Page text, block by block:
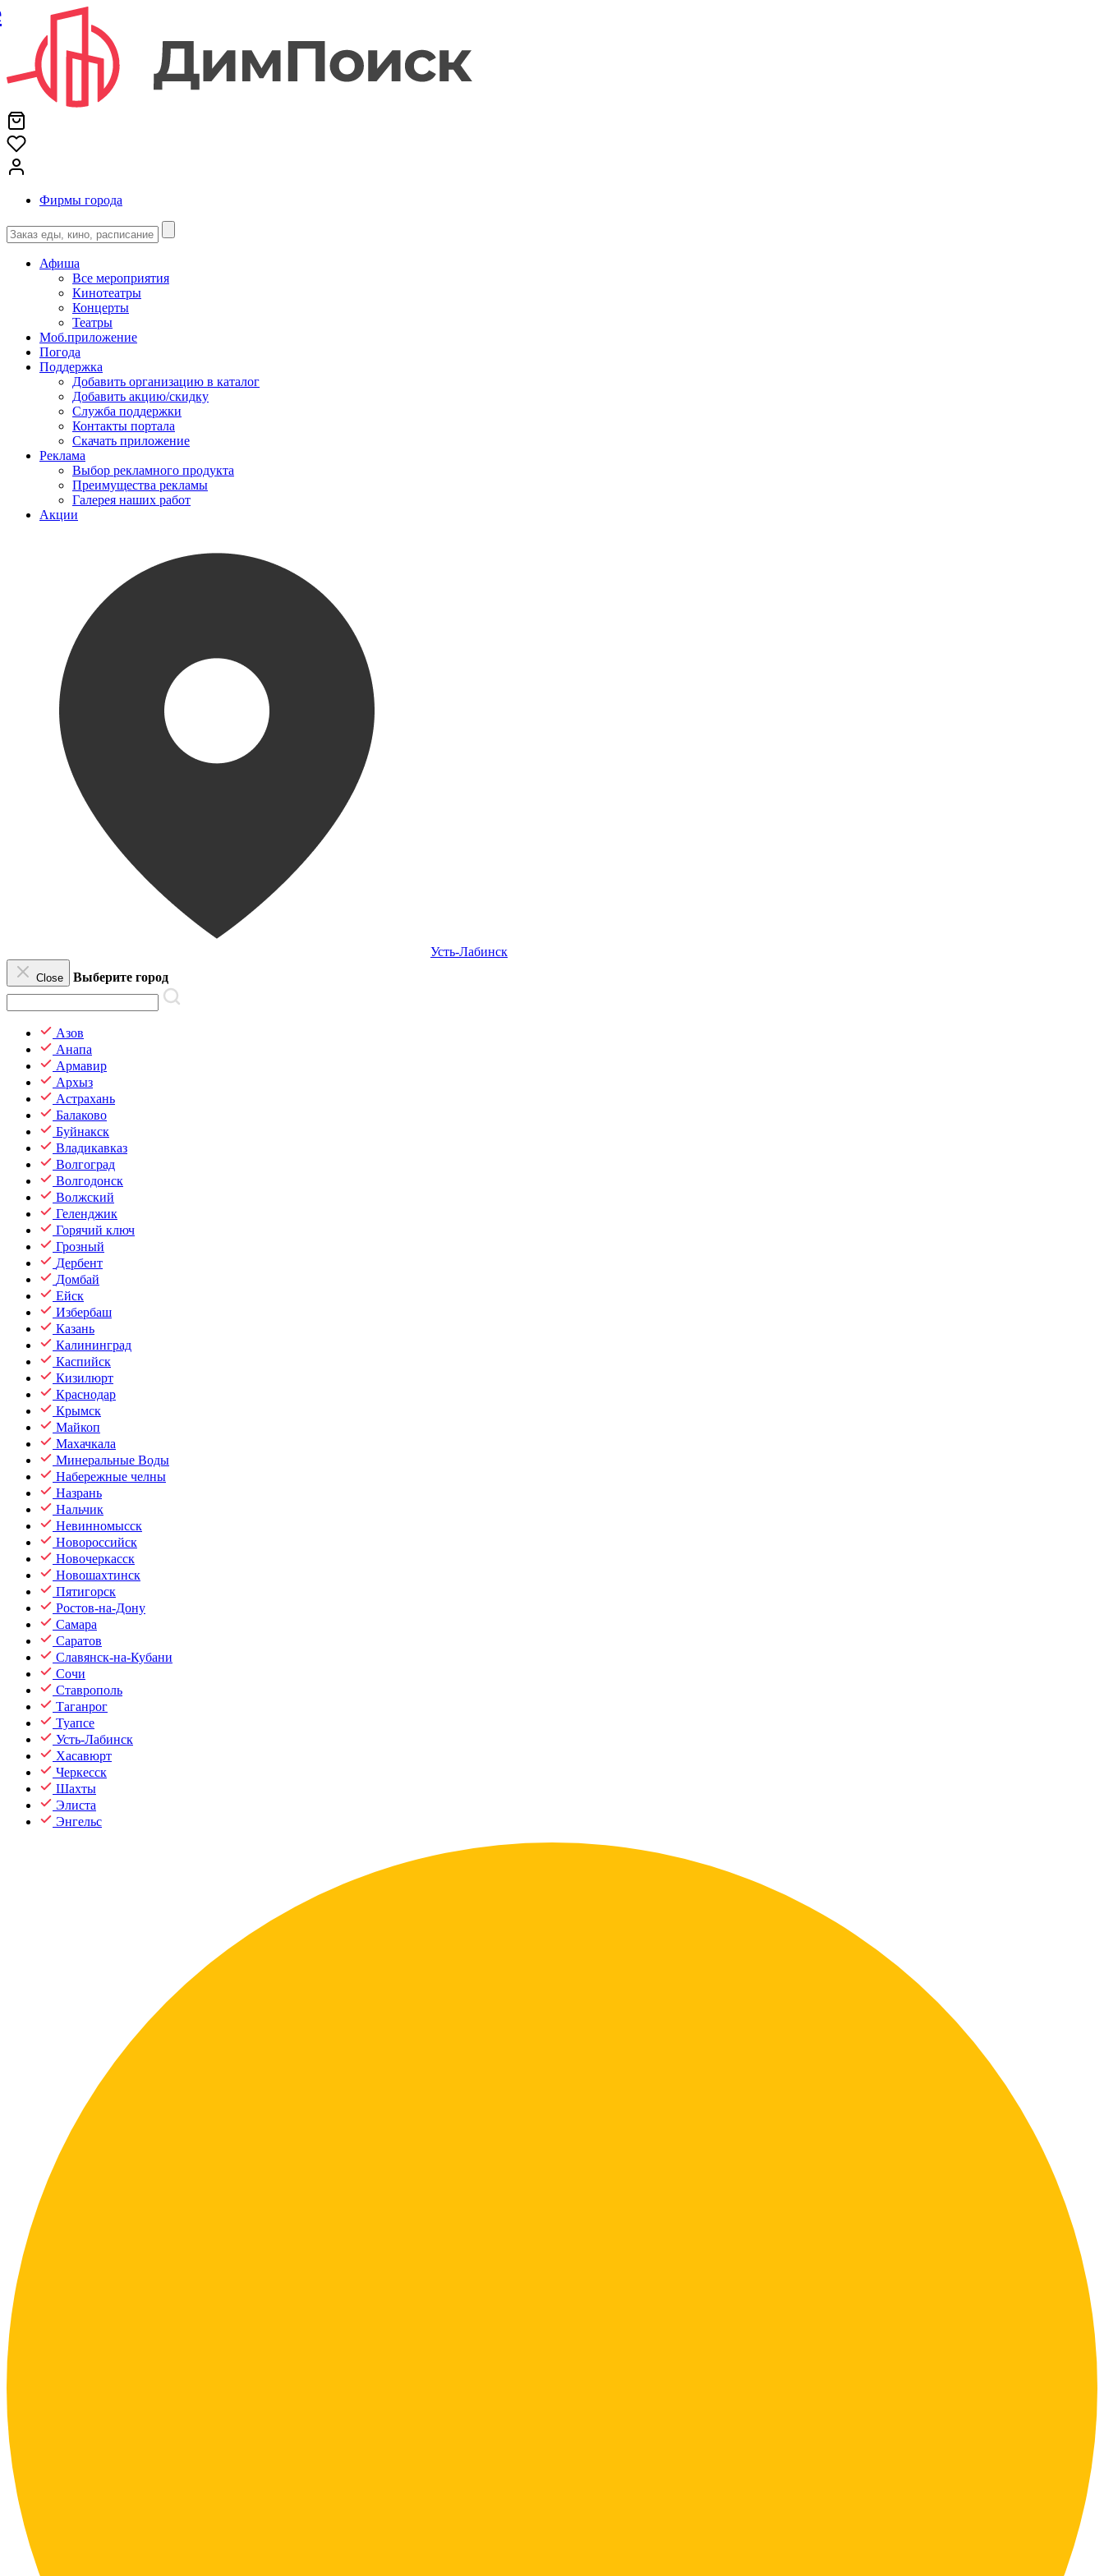
Фирмы города
Афиша
Все мероприятия
Кинотеатры
Концерты
Театры
Моб.приложение
Погода
Поддержка
Добавить организацию в каталог
Добавить акцию/скидку
Служба поддержки
Контакты портала
Скачать приложение
Реклама
Выбор рекламного продукта
Преимущества рекламы
Галерея наших работ
Акции
Усть-Лабинск
Close Выберите город
Азов
Анапа
Армавир
Архыз
Астрахань
Балаково
Буйнакск
Владикавказ
Волгоград
Волгодонск
Волжский
Геленджик
Горячий ключ
Грозный
Дербент
Домбай
Ейск
Избербаш
Казань
Калининград
Каспийск
Кизилюрт
Краснодар
Крымск
Майкоп
Махачкала
Минеральные Воды
Набережные челны
Назрань
Нальчик
Невинномысск
Новороссийск
Новочеркасск
Новошахтинск
Пятигорск
Ростов-на-Дону
Самара
Саратов
Славянск-на-Кубани
Сочи
Ставрополь
Таганрог
Туапсе
Усть-Лабинск
Хасавюрт
Черкесск
Шахты
Элиста
Энгельс